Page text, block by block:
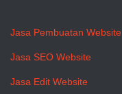
Jasa Pembuatan Website
Jasa SEO Website
Jasa Edit Website